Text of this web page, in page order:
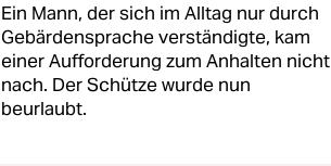
Ein Mann, der sich im Alltag nur durch
Gebärdensprache verständigte, kam
einer Aufforderung zum Anhalten nicht
nach. Der Schütze wurde nun
beurlaubt.